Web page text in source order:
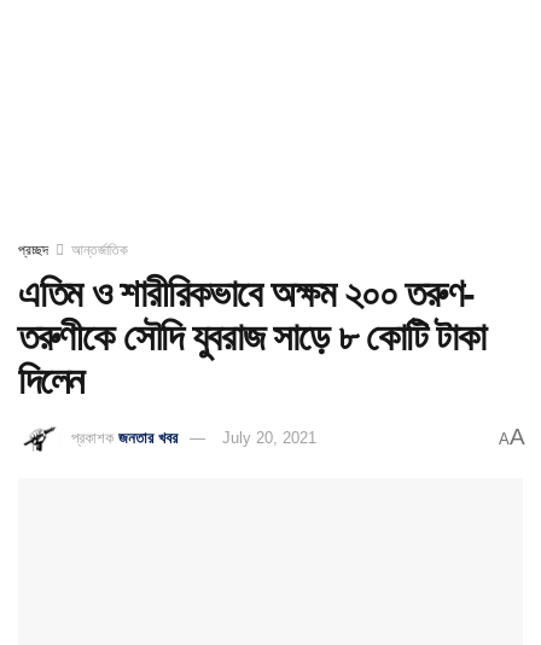
প্রচ্ছদ আন্তর্জাতিক
এতিম ও শারীরিকভাবে অক্ষম ২০০ তরুণ-
তরুণীকে সৌদি যুবরাজ সাড়ে ৮ কোটি টাকা
দিলেন
প্রকাশক জনতার খবর July 20, 2021 AA